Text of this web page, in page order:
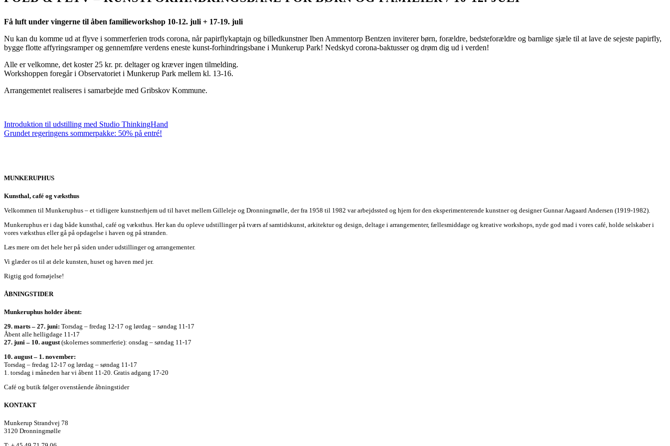
Få luft under vingerne til åben familieworkshop 10-12. juli + 17-19. juli
Nu kan du komme ud at flyve i sommerferien trods corona, når papirflykaptajn og billedkunstner Iben Ammentorp Bentzen inviterer børn, forældre, bedsteforældre og barnlige sjæle til at lave de sejeste papirfly,
bygge flotte affyringsramper og gennemføre verdens eneste kunst-forhindringsbane i Munkerup Park! Nedskyd corona-baktusser og drøm dig ud i verden!
Alle er velkomne, det koster 25 kr. pr. deltager og kræver ingen tilmelding.
Workshoppen foregår i Observatoriet i Munkerup Park mellem kl. 13-16.
Arrangementet realiseres i samarbejde med Gribskov Kommune.
Introduktion til udstilling med Studio ThinkingHand
Grundet regeringens sommerpakke: 50% på entré!
MUNKERUPHUS
Kunsthal, café og væksthus
Velkommen til Munkeruphus – et tidligere kunstnerhjem ud til havet mellem Gilleleje og Dronningmølle, der fra 1958 til 1982 var arbejdssted og hjem for den eksperimenterende kunstner og designer Gunnar Aagaard Andersen (1919-1982).
Munkeruphus er i dag både kunsthal, café og væksthus. Her kan du opleve udstillinger på tværs af samtidskunst, arkitektur og design, deltage i arrangementer, fællesmiddage og kreative workshops, nyde god mad i vores café, holde selskaber i
vores væksthus eller gå på opdagelse i haven og på stranden.
Læs mere om det hele her på siden under udstillinger og arrangementer.
Vi glæder os til at dele kunsten, huset og haven med jer.
Rigtig god fornøjelse!
ÅBNINGSTIDER
Munkeruphus holder åbent:
29. marts – 27. juni: Torsdag – fredag 12-17 og lørdag – søndag 11-17
Åbent alle helligdage 11-17
27. juni – 10. august (skolernes sommerferie): onsdag – søndag 11-17
10. august – 1. november:
Torsdag – fredag 12-17 og lørdag – søndag 11-17
1. torsdag i måneden har vi åbent 11-20. Gratis adgang 17-20
Café og butik følger ovenstående åbningstider
KONTAKT
Munkerup Strandvej 78
3120 Dronningmølle